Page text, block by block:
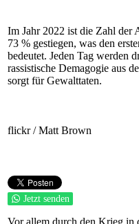
Im Jahr 2022 ist die Zahl der
73 % gestiegen, was den
bedeutet. Jeden Tag werden
rassistische Demagogie aus
sorgt für Gewalttaten.
flickr / Matt Brown
Jetzt senden
Vor allem durch den Krieg in